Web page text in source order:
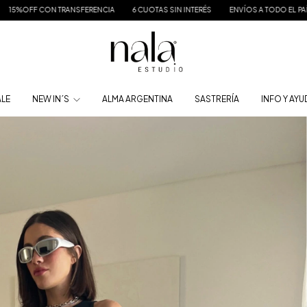
TRANSFERENCIA 6 CUOTAS SIN INTERÉS ENVÍOS A TODO EL PAÍS
NEW IN´S ALMA ARGENTINA SASTRERÍA INFO Y